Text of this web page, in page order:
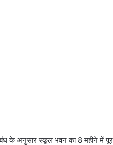
के अनुसार स्कूल भवन का 8 महीने में पूरा